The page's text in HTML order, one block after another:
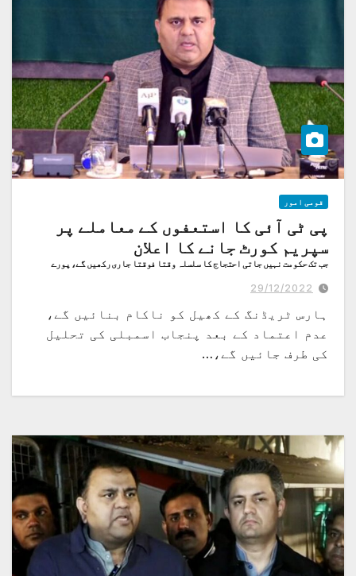
قومی امور
پی ٹی آئی کا استعفوں کے معاملے پر
سپریم کورٹ جانے کا اعلان
جب تک حکومت نہیں جاتی احتجاج کا سلسلہ وقتا فوقتا جاری رکھیں گے، پورے
29/12/2022
ہارس ٹریڈنگ کے کھیل کو ناکام بنائیں گے،
عدم اعتماد کے بعد پنجاب اسمبلی کی تحلیل
کی طرف جائیں گے،…